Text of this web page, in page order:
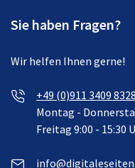
Sie haben Fragen?
Wir helfen Ihnen gerne!
+49 (0)911 3409
Montag -
Freitag 9:00 - 15:30